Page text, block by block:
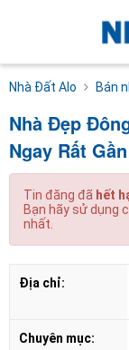
Nhà Đất Alo Bán
Nhà Đẹp
Ngay Rất
Tin đăng đã hết
Bạn hãy sử dụng
nhất.
Địa chỉ:
Chuyên mục: